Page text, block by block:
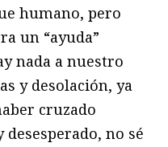
humano, pero
un “ayuda”
nada a nuestro
y desolación, ya
cruzado
no sé